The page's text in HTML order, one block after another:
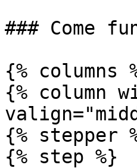
### Come
{% columns
{% column
{% stepper
{% step %}